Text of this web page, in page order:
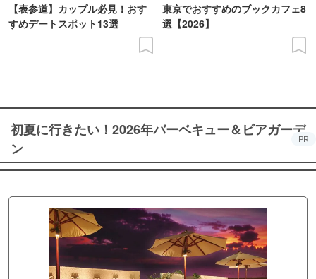
【表参道】カップル必見！おす
すめデートスポット13選
東京でおすすめのブックカフェ8
選【2026】
初夏に行きたい！2026年バーベキュー＆ビアガーデ
ン
PR